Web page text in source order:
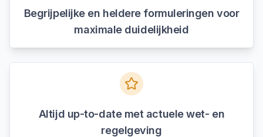
Begrijpelijke en heldere formuleringen voor
maximale duidelijkheid
Altijd up-to-date met actuele wet- en
regelgeving